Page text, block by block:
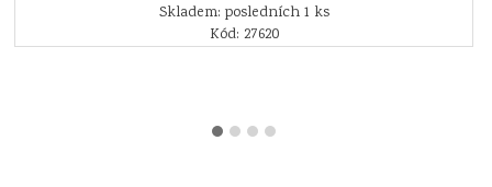
Skladem: posledních 1 ks
Kód: 27620